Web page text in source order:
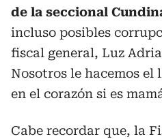
de la seccional
incluso posibles
fiscal general, Luz
Nosotros le hacemos el
en el corazón si es
Cabe recordar que, la